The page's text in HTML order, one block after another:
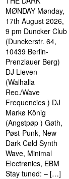
MØNDAY Mønday,
17th August 2026,
9 pm Duncker Club
(Dunckerstr. 64,
10439 Berlin-
Prenzlauer Berg)
DJ Lieven
(Walhalla
Rec./Wave
Frequencies ) DJ
Markø König
(Angstpøp ) Gøth,
Pøst-Punk, New
Dark Cøld Synth
Wave, Minimal
Electrønics, EBM
Stay tuned: – […]